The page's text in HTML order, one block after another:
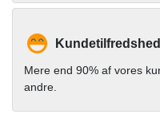
Kundetilfredshed
Mere end 90% af vores
andre.